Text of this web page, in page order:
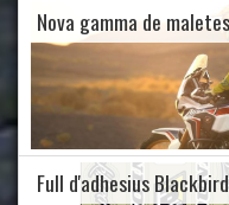
Nova gamma de
Full d'adhesius Blackbird